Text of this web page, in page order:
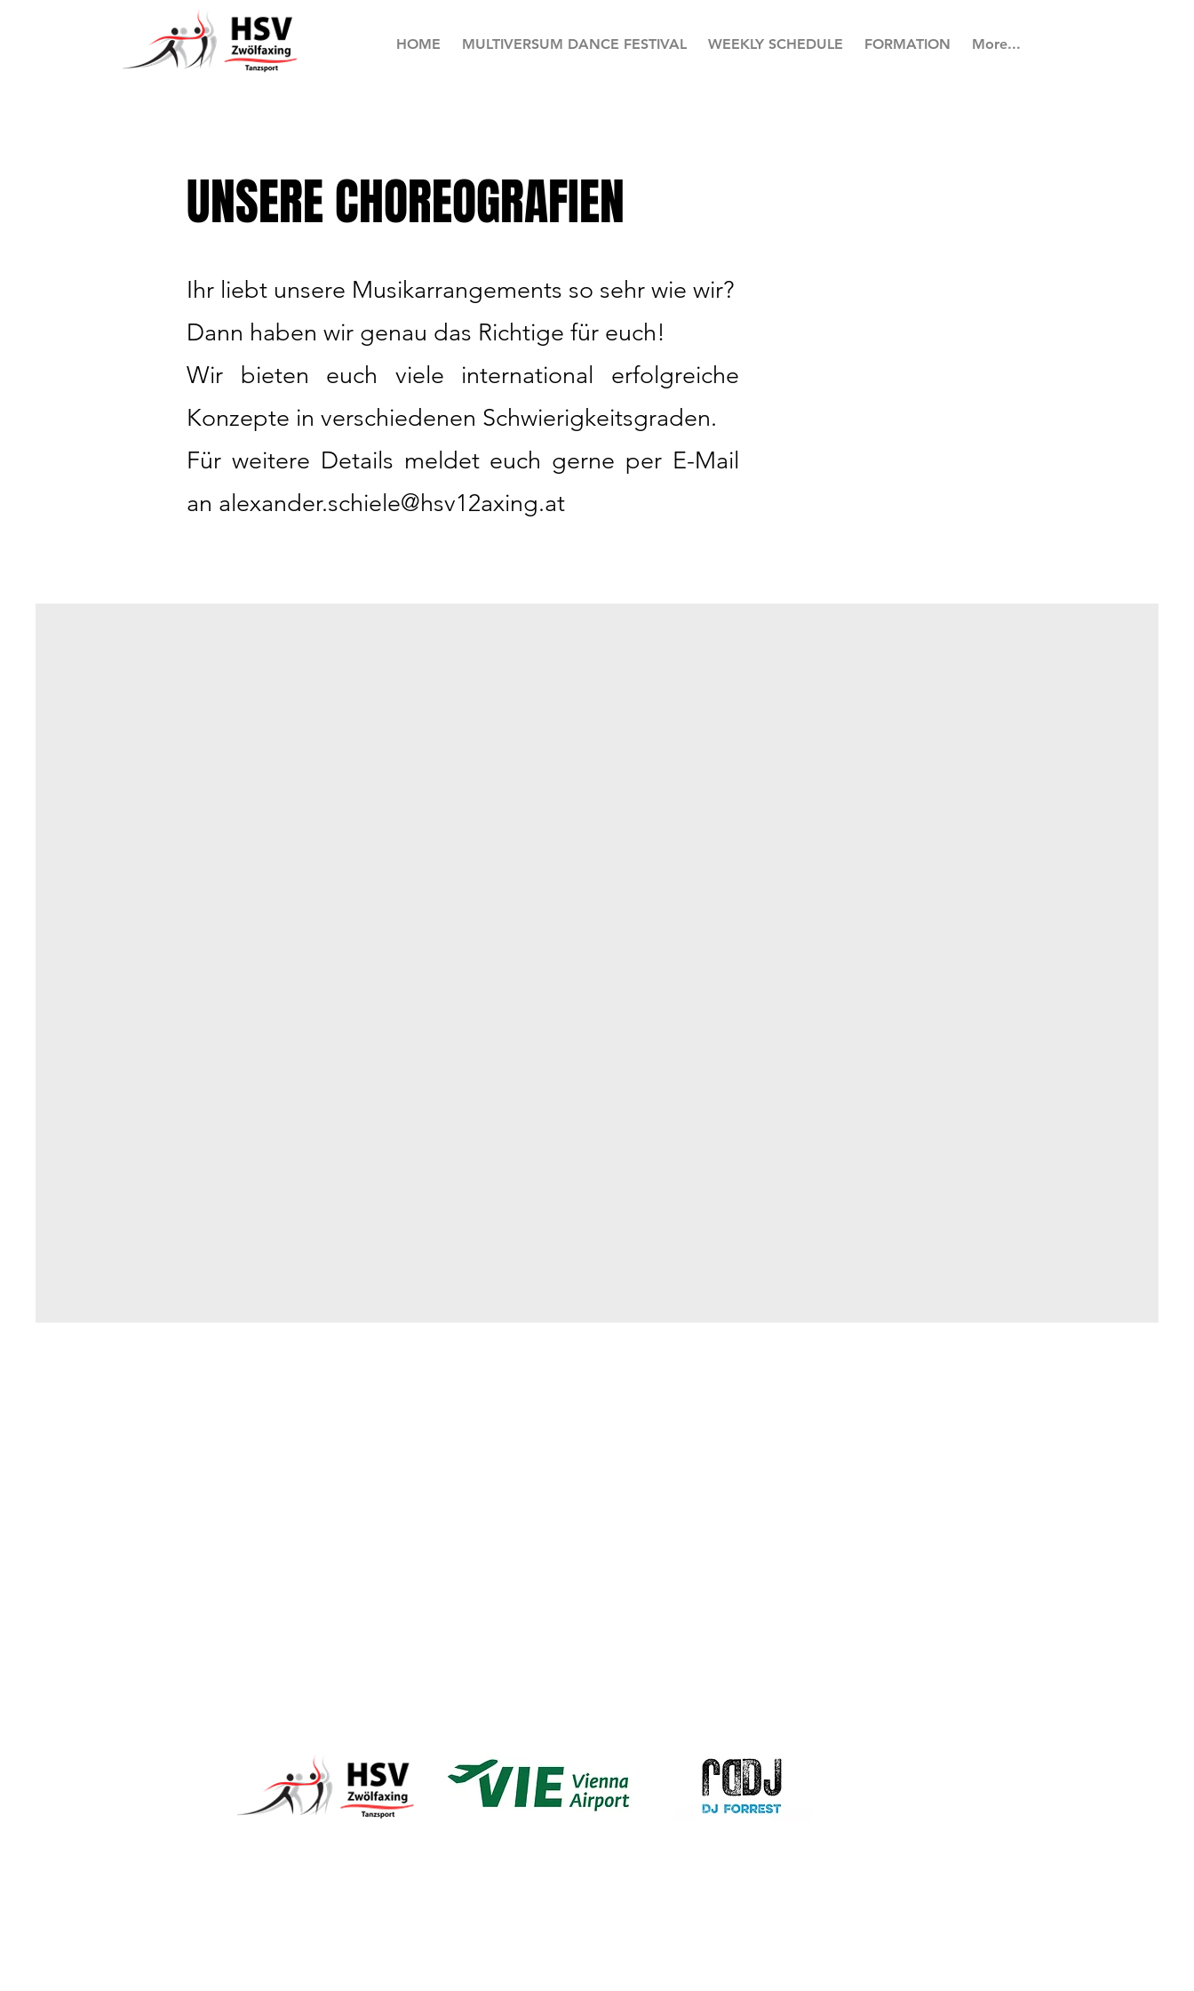
HOME MULTIVERSUM DANCE FESTIVAL WEEKLY SCHEDULE FORMATION More...
UNSERE CHOREOGRAFIEN
Ihr liebt unsere Musikarrangements so sehr wie wir?
Dann haben wir genau das Richtige für euch!
Wir bieten euch viele international erfolgreiche
Konzepte in verschiedenen Schwierigkeitsgraden.
Für weitere Details meldet euch gerne per E-Mail
an alexander.schiele@hsv12axing.at